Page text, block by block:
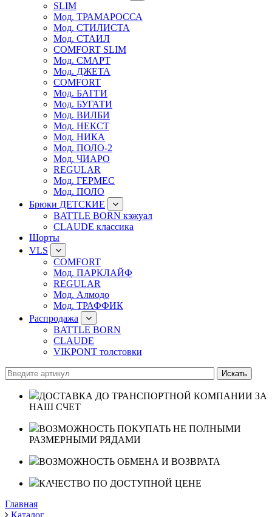
SLIM
Мод. ТРАМАРОССА
Мод. СТИЛИСТА
Мод. СТАИЛ
COMFORT SLIM
Мод. СМАРТ
Мод. ДЖЕТА
COMFORT
Мод. БАГГИ
Мод. БУГАТИ
Мод. ВИЛБИ
Мод. НЕКСТ
Мод. НИКА
Мод. ПОЛО-2
Мод. ЧИАРО
REGULAR
Мод. ГЕРМЕС
Мод. ПОЛО
Брюки ДЕТСКИЕ
BATTLE BORN кэжуал
CLAUDE классика
Шорты
VLS
COMFORT
Мод. ПАРКЛАЙФ
REGULAR
Мод. Алмодо
Мод. ТРАФФИК
Распродажа
BATTLE BORN
CLAUDE
VIKPONT толстовки
ДОСТАВКА ДО ТРАНСПОРТНОЙ КОМПАНИИ ЗА
НАШ СЧЕТ
ВОЗМОЖНОСТЬ ПОКУПАТЬ НЕ ПОЛНЫМИ
РАЗМЕРНЫМИ РЯДАМИ
ВОЗМОЖНОСТЬ ОБМЕНА И ВОЗВРАТА
КАЧЕСТВО ПО ДОСТУПНОЙ ЦЕНЕ
Главная
Каталог